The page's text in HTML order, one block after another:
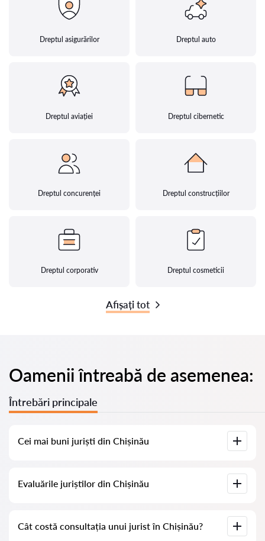
Dreptul asigurărilor Dreptul auto
Dreptul aviației Dreptul cibernetic
Dreptul concurenței Dreptul construcțiilor
Dreptul corporativ Dreptul cosmeticii
Afișați tot
Oamenii întreabă de asemenea:
Întrebări principale
Cei mai buni juriști din Chișinău
informații complete. Prețuri, evaluări, numere de telefon și
Evaluările juriștilor din Chișinău
ștergem evaluările negative și nu există posibilitatea de a le
Cât costă consultația unui jurist în Chișinău?